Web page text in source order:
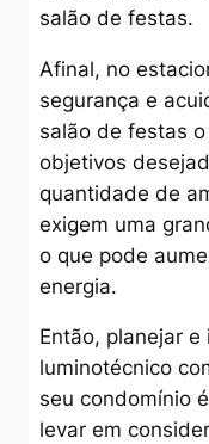
salão de festas.
Afinal, no
segurança e
salão de festas
objetivos
quantidade de
exigem uma
o que pode
energia.
Então, planejar
luminotécnico
seu condomínio
levar em